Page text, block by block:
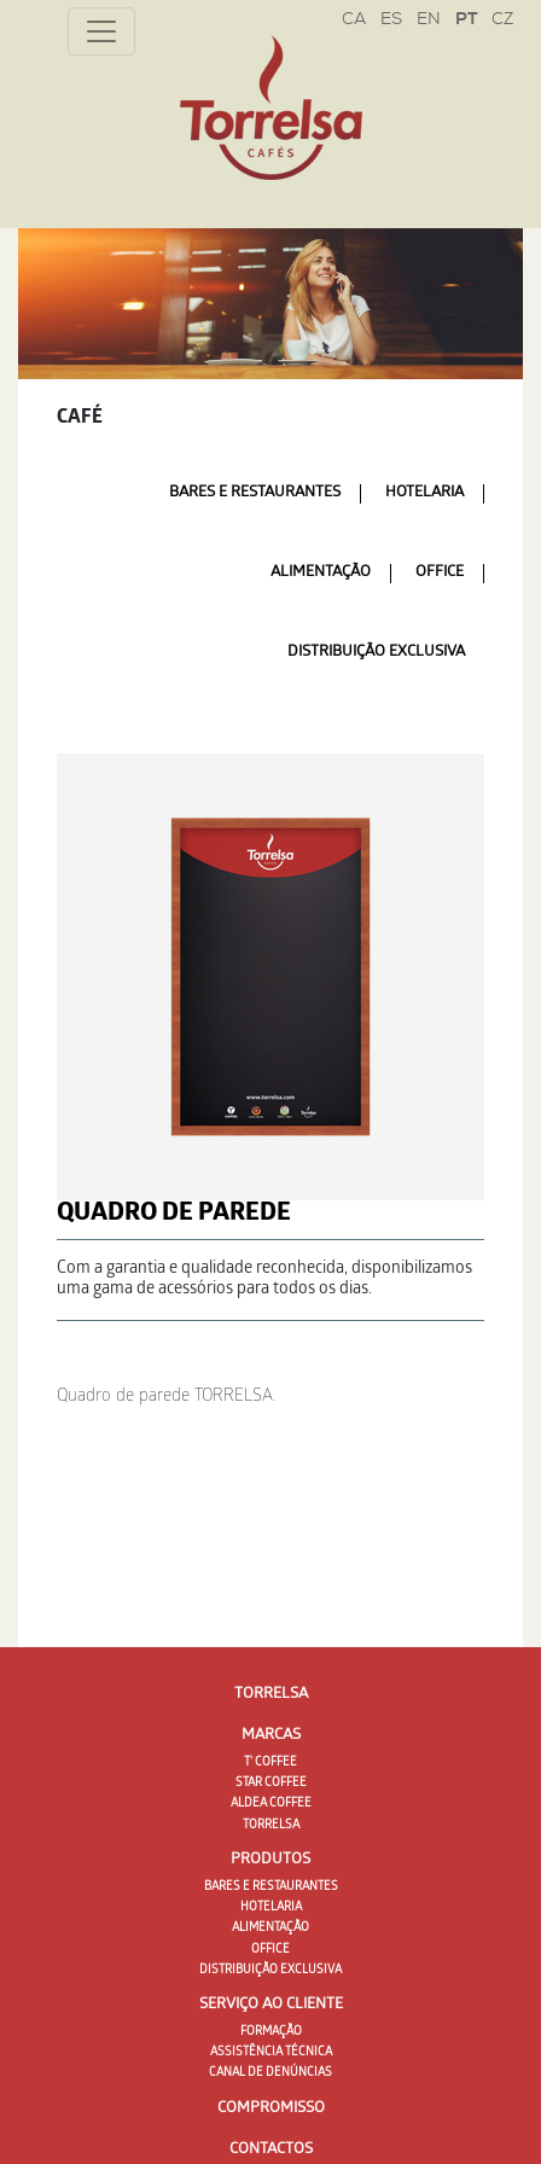
CZ
CAFÉ
BARES E RESTAURANTES HOTELARIA
ALIMENTAÇÃO OFFICE
DISTRIBUIÇÃO EXCLUSIVA
QUADRO DE PAREDE
Com a garantia e qualidade reconhecida, disponibilizamos
uma gama de acessórios para todos os dias.
Quadro de parede TORRELSA.
TORRELSA
MARCAS
T' COFFEE
STAR COFFEE
ALDEA COFFEE
TORRELSA
PRODUTOS
BARES E RESTAURANTES
HOTELARIA
ALIMENTAÇÃO
OFFICE
DISTRIBUIÇÃO EXCLUSIVA
SERVIÇO AO CLIENTE
FORMAÇÃO
ASSISTÊNCIA TÉCNICA
CANAL DE DENÚNCIAS
COMPROMISSO
CONTACTOS